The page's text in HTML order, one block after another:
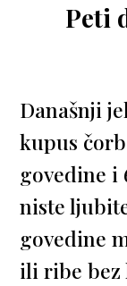
Peti
Današnji
kupus
govedine i
niste
govedine
ili ribe bez